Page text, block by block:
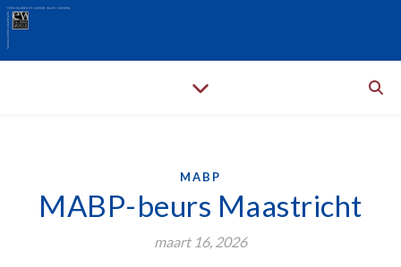
MABP
MABP-beurs Maastricht
maart 16, 2026